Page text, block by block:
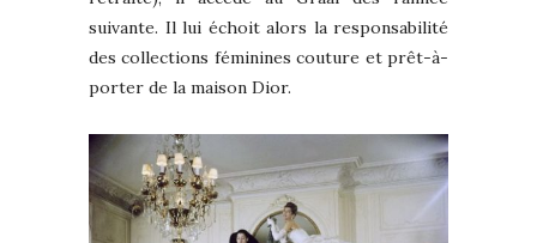
suivante. Il lui échoit alors la responsabilité
des collections féminines couture et prêt-à-
porter de la maison Dior.